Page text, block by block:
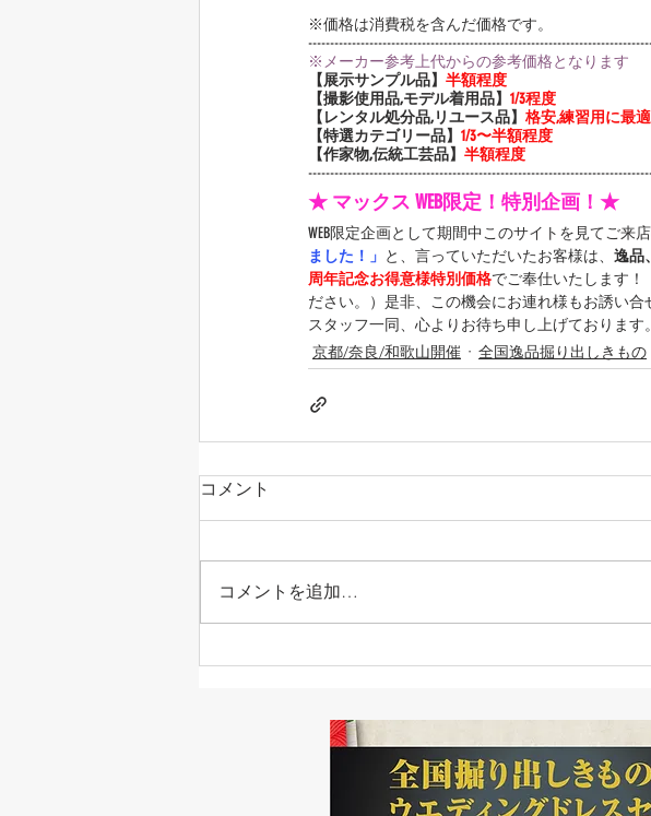
※価格は消費税を含んだ価格です。
※メーカー参考上代からの参考価格となります
【展示サンプル品】 半額程度
【撮影使用品,モデル着用品】 1/3程度
【レンタル処分品,リユース品】 格安,練習用に最適
【特選カテゴリー品】 1/3〜半額程度
【作家物,伝統工芸品】 半額程度
★ マックス WEB限定！特別企画！★
WEB限定企画として期間中このサイトを見てご来
ました！」 と、言っていただいたお客様は、 逸品
周年記念お得意様特別価格でご奉仕いたします！
ださい。）是非、この機会にお連れ様もお誘い合
スタッフ一同、心よりお待ち申し上げております。
京都/奈良/和歌山開催 全国逸品掘り出しきもの
コメント
コメントを追加…